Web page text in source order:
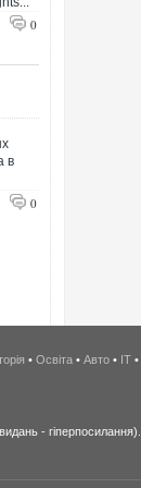
0
в
0
• Освіта • Авто • IT •
- гіперпосилання).